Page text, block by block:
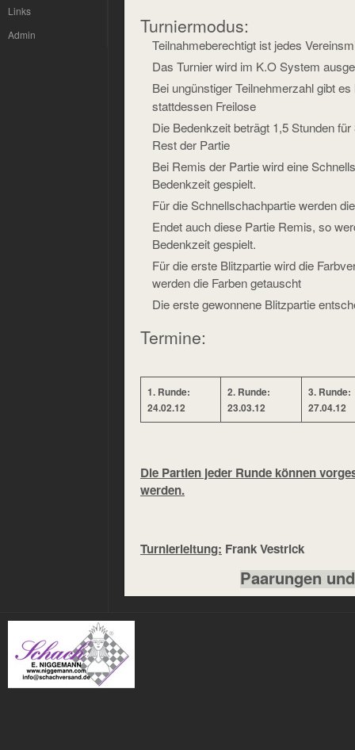
Links
Admin
Turniermodus:
Teilnahmeberechtigt ist jedes
Das Turnier wird im K.O System
Bei ungünstiger Teilnehmerzahl gibt es
stattdessen Freilose
Die Bedenkzeit beträgt 1,5 Stunden
Rest der Partie
Bei Remis der Partie wird eine
Bedenkzeit gespielt.
Für die Schnellschachpartie werden
Endet auch diese Partie Remis, so
Bedenkzeit gespielt.
Für die erste Blitzpartie wird die
werden die Farben getauscht
Die erste gewonnene Blitzpartie
Termine:
1. Runde:
24.02.12
2. Runde:
23.03.12
3. Runde:
27.04.12
Die Partien jeder Runde können
werden.
Turnierleitung: Frank Vestrick
Paarungen